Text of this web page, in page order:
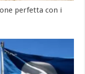
perfetta con i